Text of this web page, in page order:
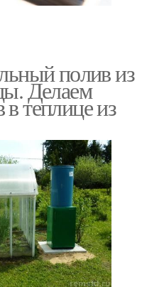
полив из
Делаем
теплице из